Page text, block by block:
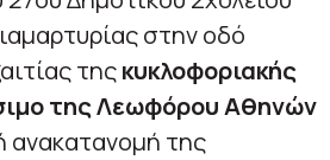
στην οδό
τηςκυκλοφοριακής
της Λεωφόρου Αθηνών
ανακατανομή της